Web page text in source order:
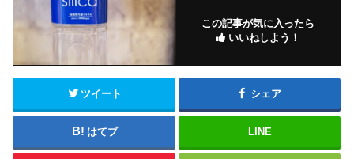
この記事が気に入ったら
いいねしよう！
ツイート シェア
はてブ LINE